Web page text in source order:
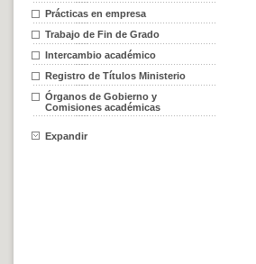
Prácticas en empresa
Trabajo de Fin de Grado
Intercambio académico
Registro de Títulos Ministerio
Órganos de Gobierno y
Comisiones académicas
Expandir